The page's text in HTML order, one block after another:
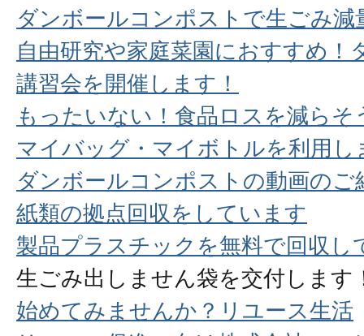
ダンボールコンポストで生ごみ減
自由研究や家庭菜園におすすめ！
講習会を開催します！
もったいない！食品ロスを減らそ
マイバッグ・マイボトルを利用し
ダンボールコンポストの動画のご
紙類の拠点回収をしています
製品プラスチックを無料で回収し
生ごみ出しません袋を交付します
始めてみませんか？リユース生活